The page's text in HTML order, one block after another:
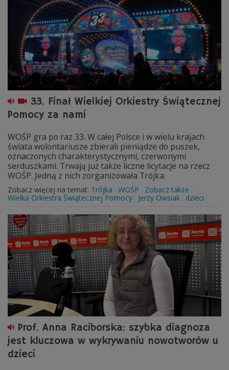
33. Finał Wielkiej Orkiestry Świątecznej
Pomocy za nami
WOŚP gra po raz 33. W całej Polsce i w wielu krajach
świata wolontariusze zbierali pieniądze do puszek,
oznaczonych charakterystycznymi, czerwonymi
serduszkami. Trwają już także liczne licytacje na rzecz
WOŚP. Jedną z nich zorganizowała Trójka.
Zobacz więcej na temat: Trójka WOŚP
Zobacz także
Wielka Orkiestra Świątecznej Pomocy
Jerzy Owsiak dzieci
Prof. Anna Raciborska: szybka diagnoza
jest kluczowa w wykrywaniu nowotworów u
dzieci